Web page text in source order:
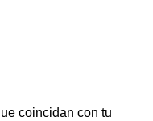
coincidan con tu